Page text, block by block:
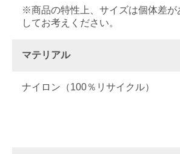
※商品の特性上、サイズは個体差が
してお考えください。
マテリアル
ナイロン（100％リサイクル）